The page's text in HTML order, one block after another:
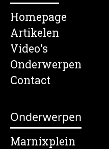
Homepage
Artikelen
Video's
Onderwerpen
Contact
Onderwerpen
Marnixplein